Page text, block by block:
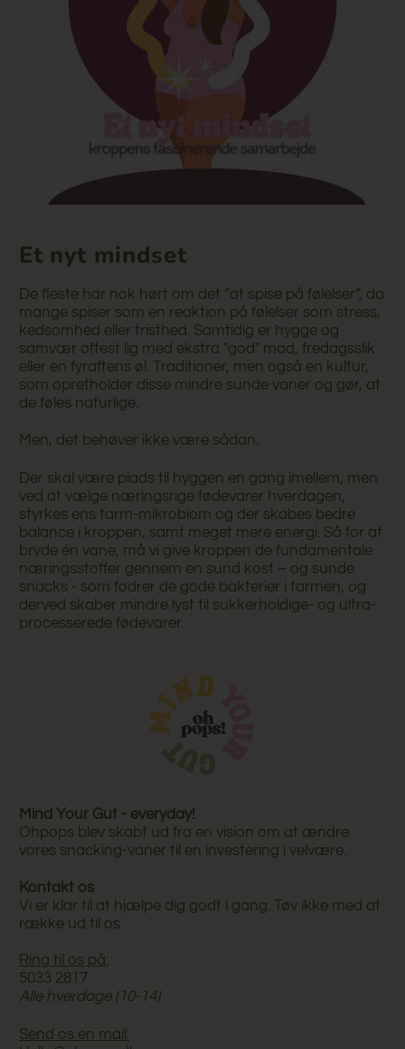
Et nyt mindset
De fleste har nok hørt om det ”at spise på følelser”, da
mange spiser som en reaktion på følelser som stress,
kedsomhed eller tristhed. Samtidig er hygge og
samvær oftest lig med ekstra "god" mad, fredagsslik
eller en fyraftens øl. Traditioner, men også en kultur,
som opretholder disse mindre sunde vaner og gør, at
de føles naturlige.
Men, det behøver ikke være sådan.
Der skal være plads til hyggen en gang imellem, men
ved at vælge næringsrige fødevarer hverdagen,
styrkes ens tarm-mikrobiom og der skabes bedre
balance i kroppen, samt meget mere energi. Så for at
bryde én vane, må vi give kroppen de fundamentale
næringsstoffer gennem en sund kost – og sunde
snacks - som fodrer de gode bakterier i tarmen, og
derved skaber mindre lyst til sukkerholdige- og ultra-
processerede fødevarer.
Mind Your Gut - everyday!
Ohpops blev skabt ud fra en vision om at ændre
vores snacking-vaner til en investering i velvære.
Kontakt os
Vi er klar til at hjælpe dig godt i gang. Tøv ikke med at
række ud til os.
Ring til os på:
5033 2817
Alle hverdage (10-14)
Send os en mail: